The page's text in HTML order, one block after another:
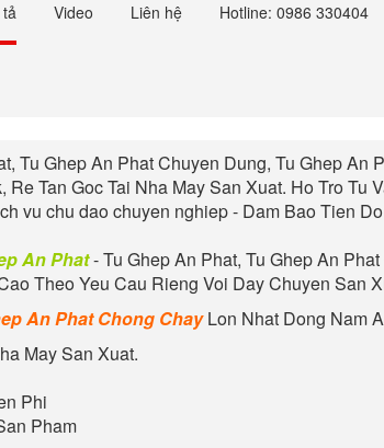
tả Video Liên hệ Hotline: 0986 330404
, Tu Ghep An PhatChuyen Dung, Tu Ghep An
Tan Goc Tai Nha May San Xuat. Ho Tro Tu
vu chu dao chuyen nghiep - Dam Bao Tien
An Phat- Tu Ghep An Phat, Tu Ghep An Phat
Theo Yeu Cau Rieng Voi Day Chuyen San
An PhatChong ChayLon Nhat Dong Nam
May San Xuat.
Phi
Pham